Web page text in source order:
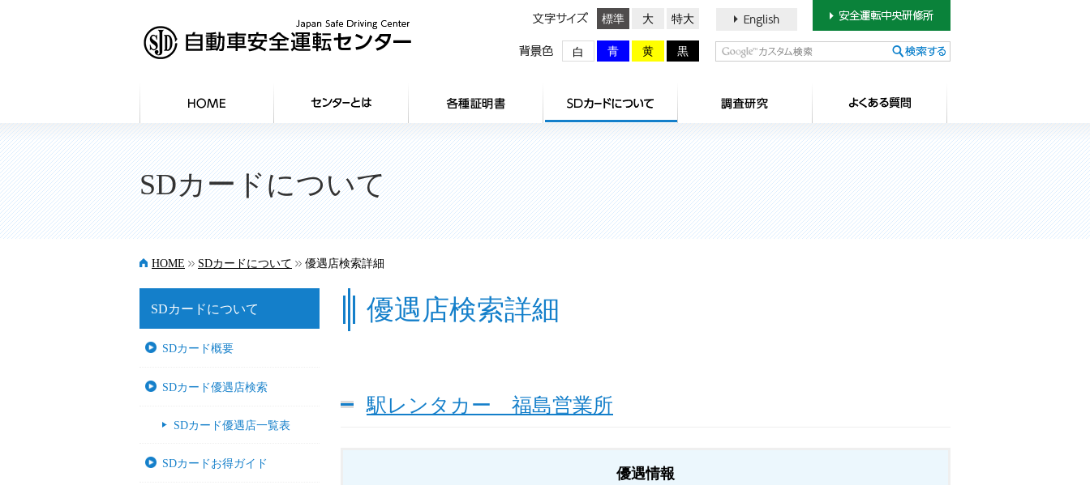
文字サイズ
標準 大 特大
背景色
白 青 黄 黒
SDカードについて
HOME >> SDカードについて >> 優遇店検索詳細
優遇店検索詳細
駅レンタカー 福島営業所
優遇情報
SDカードについて
SDカード概要
SDカード優遇店検索
SDカード優遇店一覧表
SDカードお得ガイド